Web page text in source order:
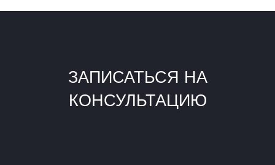
ЗАПИСАТЬСЯ НА
КОНСУЛЬТАЦИЮ